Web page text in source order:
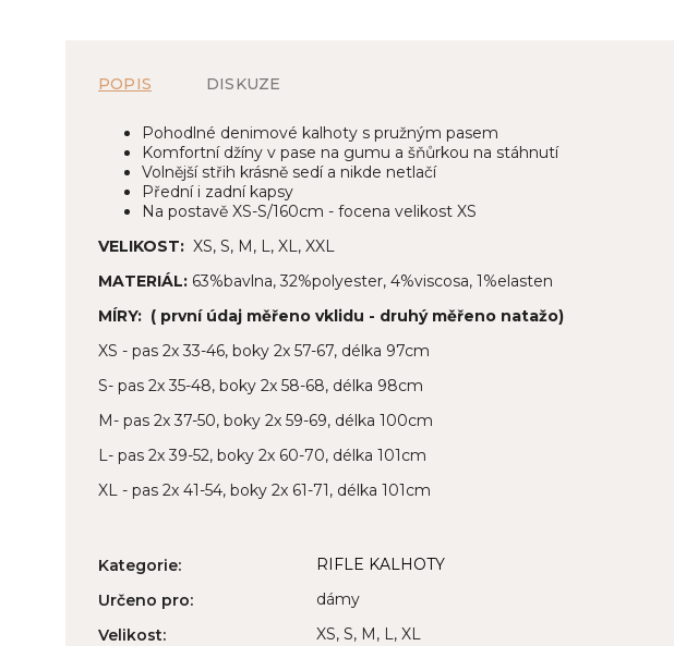
POPIS DISKUZE
Pohodlné denimové kalhoty s pružným pasem
Komfortní džíny v pase na gumu a šňůrkou na stáhnutí
Volnější střih krásně sedí a nikde netlačí
Přední i zadní kapsy
Na postavě XS-S/160cm - focena velikost XS
VELIKOST: XS, S, M, L, XL, XXL
MATERIÁL: 63%bavlna, 32%polyester, 4%viscosa, 1%elasten
MÍRY: ( první údaj měřeno vklidu - druhý měřeno natažo)
XS - pas 2x 33-46, boky 2x 57-67, délka 97cm
S- pas 2x 35-48, boky 2x 58-68, délka 98cm
M- pas 2x 37-50, boky 2x 59-69, délka 100cm
L- pas 2x 39-52, boky 2x 60-70, délka 101cm
XL - pas 2x 41-54, boky 2x 61-71, délka 101cm
Kategorie:
RIFLE KALHOTY
Určeno pro:
dámy
Velikost: XS, S, M, L, XL